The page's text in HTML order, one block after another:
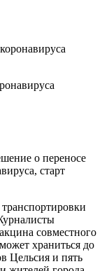
о переносе
старт
совместного
храниться до
Цельсия и пять